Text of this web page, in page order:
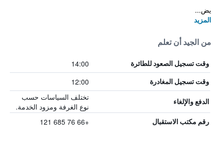
يض...
المزيد
من الجيد أن تعلم
وقت تسجيل الصعود للطائرة 14:00
وقت تسجيل المغادرة 12:00
الدفع والإلغاء
تختلف السياسات حسب
نوع الغرفة ومزود الخدمة.
رقم مكتب الاستقبال +66 76 685 121